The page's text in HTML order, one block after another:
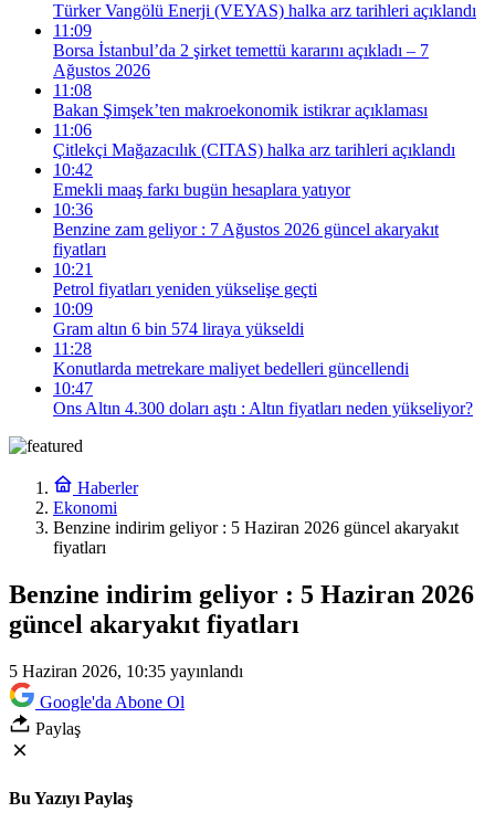
Türker Vangölü Enerji (VEYAS) halka arz tarihleri açıklandı
11:09
Borsa İstanbul’da 2 şirket temettü kararını açıkladı – 7
Ağustos 2026
11:08
Bakan Şimşek’ten makroekonomik istikrar açıklaması
11:06
Çitlekçi Mağazacılık (CITAS) halka arz tarihleri açıklandı
10:42
Emekli maaş farkı bugün hesaplara yatıyor
10:36
Benzine zam geliyor : 7 Ağustos 2026 güncel akaryakıt
fiyatları
10:21
Petrol fiyatları yeniden yükselişe geçti
10:09
Gram altın 6 bin 574 liraya yükseldi
11:28
Konutlarda metrekare maliyet bedelleri güncellendi
10:47
Ons Altın 4.300 doları aştı : Altın fiyatları neden yükseliyor?
Haberler
Ekonomi
Benzine indirim geliyor : 5 Haziran 2026 güncel akaryakıt
fiyatları
Benzine indirim geliyor : 5 Haziran 2026
güncel akaryakıt fiyatları
5 Haziran 2026, 10:35 yayınlandı
Google'da Abone Ol
Paylaş
Bu Yazıyı Paylaş